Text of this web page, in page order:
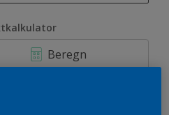
Beregn
handleliste